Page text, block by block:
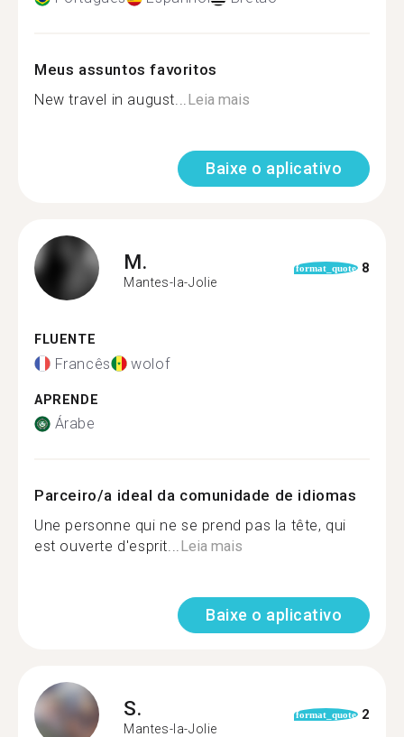
Meus assuntos favoritos
New travel in august...Leia mais
Baixe o aplicativo
M.
Mantes-la-Jolie
format_quote 8
FLUENTE
Francês wolof
APRENDE
Árabe
Parceiro/a ideal da comunidade de idiomas
Une personne qui ne se prend pas la tête, qui
est ouverte d'esprit...Leia mais
Baixe o aplicativo
S.
Mantes-la-Jolie
format_quote 2